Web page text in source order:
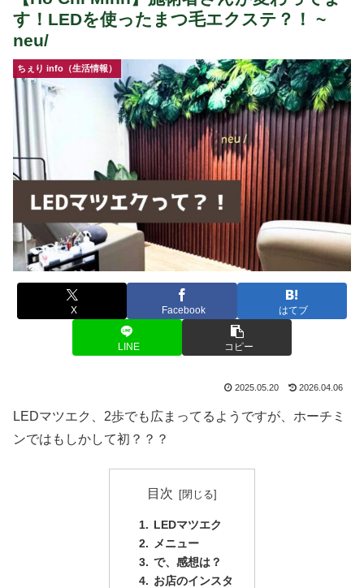
す！LEDを使ったまつ毛エクステ？！ ~
neu/
ちぇり info（生活情報）
X Facebook はてブ
LINE コピー
2025.05.20 2026.04.06
LEDマツエク、2歩でも広まってるようですが、ホーチミ
ンではもしかして初？？？
目次
LEDマツエク
メニュー
で、感想は？
お店のインスタ